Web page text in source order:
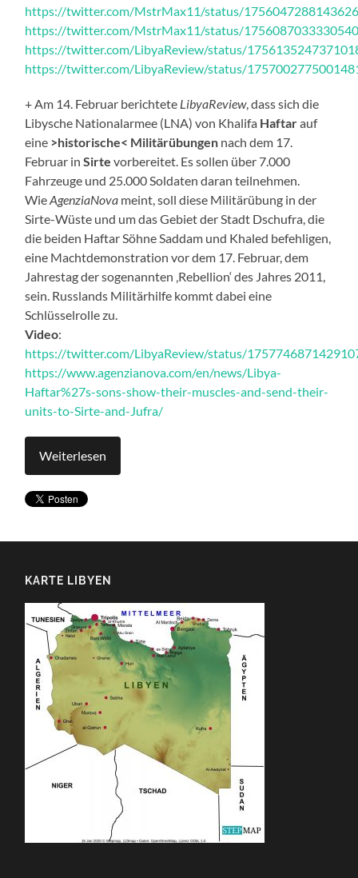
https://twitter.com/MstrMax11/status/
https://twitter.com/MstrMax11/status/
https://twitter.com/LibyaReview/status/
https://twitter.com/LibyaReview/status/
+ Am 14. Februar berichtete LibyaReview, dass sich die
Libysche Nationalarmee (LNA) von Khalifa Haftarauf
eine >historische< Militärübungen nach dem 17.
Februar inSirte vorbereitet. Es sollen über 7.000
Fahrzeuge und 25.000 Soldaten daran teilnehmen.
WieAgenziaNova meint, soll diese Militärübung in der
Sirte-Wüste und um das Gebiet der Stadt Dschufra, die
die beiden Haftar Söhne Saddam und Khaled befehligen,
eine Machtdemonstration vor dem 17. Februar, dem
Jahrestag der sogenannten ‚Rebellion‘ des Jahres 2011,
sein. Russlands Militärhilfe kommt dabei eine
Schlüsselrolle zu.
Video:
https://twitter.com/LibyaReview/status/
https://www.agenzianova.com/en/news/Libya-
Haftar%27s-sons-show-their-muscles-and-send-their-
units-to-Sirte-and-Jufra/
Weiterlesen
KARTE LIBYEN